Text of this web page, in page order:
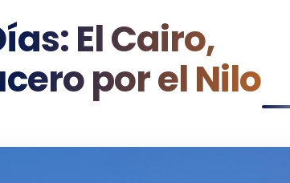
El Cairo,
por el Nilo